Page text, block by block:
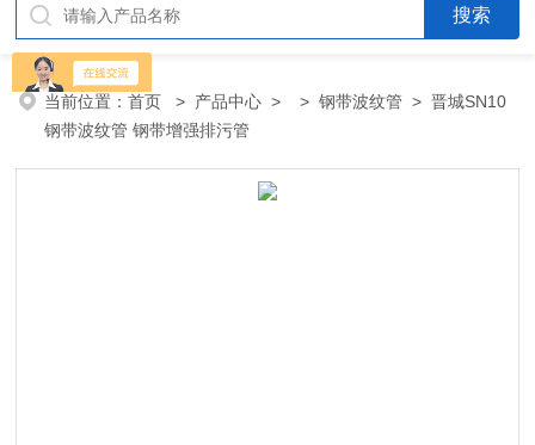
当前位置：首页 > 产品中心 > >钢带波纹管 > 晋城SN10
钢带波纹管 钢带增强排污管